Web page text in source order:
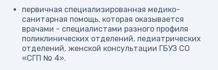
первичная специализированная медико-
санитарная помощь, которая оказывается
врачами - специалистами разного профиля
поликлинических отделений, педиатрических
отделений, женской консультации ГБУЗ СО
«СГП № 4».